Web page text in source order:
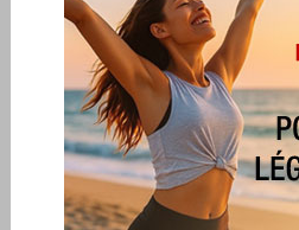
‹ Préc. 11 12 13 14 15
mon lundi
publié le 27/01/2009 à 00:53
dentiste une dent a enlever snifff
prise de sang a faire a jeun
et regime: j ai resister j ai pas acheter des